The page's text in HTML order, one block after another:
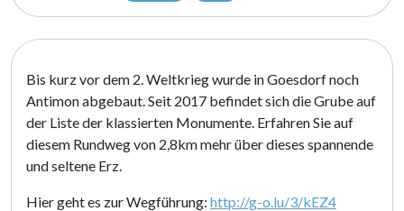
Bis kurz vor dem 2. Weltkrieg wurde in Goesdorf noch
Antimon abgebaut. Seit 2017 befindet sich die Grube auf
der Liste der klassierten Monumente. Erfahren Sie auf
diesem Rundweg von 2,8km mehr über dieses spannende
und seltene Erz.
Hier geht es zur Wegführung: http://g-o.lu/3/kEZ4